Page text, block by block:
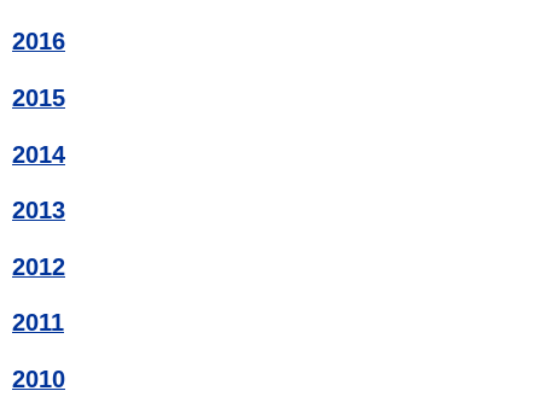
2016
2015
2014
2013
2012
2011
2010